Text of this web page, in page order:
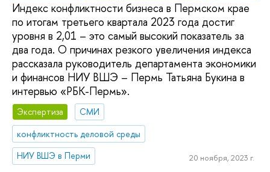
Индекс конфликтности бизнеса в Пермском крае
по итогам третьего квартала 2023 года достиг
уровня в 2,01 – это самый высокий показатель за
два года. О причинах резкого увеличения индекса
рассказала руководитель департамента экономики
и финансов НИУ ВШЭ – Пермь Татьяна Букина в
интервью «РБК-Пермь».
Экспертиза
СМИ
конфликтность деловой среды
НИУ ВШЭ в Перми
20 ноября, 2023 г.